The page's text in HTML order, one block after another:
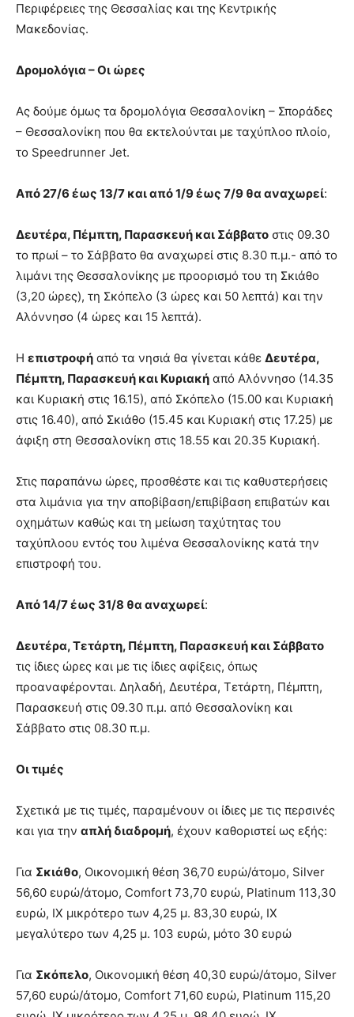
Περιφέρειες της Θεσσαλίας και της Κεντρικής
Μακεδονίας.
Δρομολόγια – Οι ώρες
Ας δούμε όμως τα δρομολόγια Θεσσαλονίκη – Σποράδες
– Θεσσαλονίκη που θα εκτελούνται με ταχύπλοο πλοίο,
το Speedrunner Jet.
Από 27/6 έως 13/7 και από 1/9 έως 7/9 θα αναχωρεί:
Δευτέρα, Πέμπτη, Παρασκευή και Σάββατο στις 09.30
το πρωί – το Σάββατο θα αναχωρεί στις 8.30 π.μ.- από το
λιμάνι της Θεσσαλονίκης με προορισμό του τη Σκιάθο
(3,20 ώρες), τη Σκόπελο (3 ώρες και 50 λεπτά) και την
Αλόννησο (4 ώρες και 15 λεπτά).
Η επιστροφή από τα νησιά θα γίνεται κάθε Δευτέρα,
Πέμπτη, Παρασκευή και Κυριακή από Αλόννησο (14.35
και Κυριακή στις 16.15), από Σκόπελο (15.00 και Κυριακή
στις 16.40), από Σκιάθο (15.45 και Κυριακή στις 17.25) με
άφιξη στη Θεσσαλονίκη στις 18.55 και 20.35 Κυριακή.
Στις παραπάνω ώρες, προσθέστε και τις καθυστερήσεις
στα λιμάνια για την αποβίβαση/επιβίβαση επιβατών και
οχημάτων καθώς και τη μείωση ταχύτητας του
ταχύπλοου εντός του λιμένα Θεσσαλονίκης κατά την
επιστροφή του.
Από 14/7 έως 31/8 θα αναχωρεί:
Δευτέρα, Τετάρτη, Πέμπτη, Παρασκευή και Σάββατο
τις ίδιες ώρες και με τις ίδιες αφίξεις, όπως
προαναφέρονται. Δηλαδή, Δευτέρα, Τετάρτη, Πέμπτη,
Παρασκευή στις 09.30 π.μ. από Θεσσαλονίκη και
Σάββατο στις 08.30 π.μ.
Οι τιμές
Σχετικά με τις τιμές, παραμένουν οι ίδιες με τις περσινές
και για την απλή διαδρομή, έχουν καθοριστεί ως εξής:
Για Σκιάθο, Οικονομική θέση 36,70 ευρώ/άτομο, Silver
56,60 ευρώ/άτομο, Comfort 73,70 ευρώ, Platinum 113,30
ευρώ, ΙΧ μικρότερο των 4,25 μ. 83,30 ευρώ, ΙΧ
μεγαλύτερο των 4,25 μ. 103 ευρώ, μότο 30 ευρώ
Για Σκόπελο, Οικονομική θέση 40,30 ευρώ/άτομο, Silver
57,60 ευρώ/άτομο, Comfort 71,60 ευρώ, Platinum 115,20